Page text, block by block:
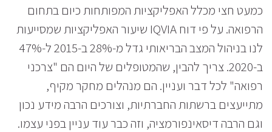
כמעט חצי מכלל האפליקציות המפותחות כיום בתחום
הרפואה. על פי דוח IQVIA שיעור האפליקציות שמסייעות
לנו בניהול המצב הבריאותי גדל מ-28% ב-2015 ל-47%
ב-2020. צריך להבין, שהמטופלים של היום הם "צרכני
רפואה" לכל דבר ועניין. הם מנהלים מחקר מקיף,
מתייעצים ברשתות החברתיות, וצורכים הרבה מידע נכון
וגם הרבה דיסאינפורמציה, וזה כבר עוד עניין בפני עצמו.